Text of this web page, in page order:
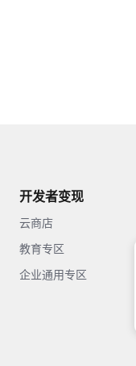
开发者变现
云商店
教育专区
企业通用专区